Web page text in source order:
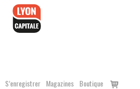
S’enregistrer Magazines Boutique
Voir